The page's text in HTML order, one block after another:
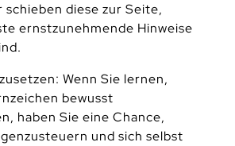
schieben diese zur Seite,
ernstzunehmende Hinweise
Wenn Sie lernen,
bewusst
haben Sie eine Chance,
und sich selbst